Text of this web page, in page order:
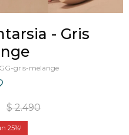
- Gris
gris-melange
$ 2.490
25